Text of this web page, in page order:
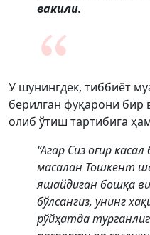
вакили.
У шунингдек, тиббиёт
берилган фуқарони бир
олиб ўтиш тартибига
“Агар Сиз оғир
масалан Тошкент
яшайдиган бошқа
бўлсангиз, унинг
рўйҳатда